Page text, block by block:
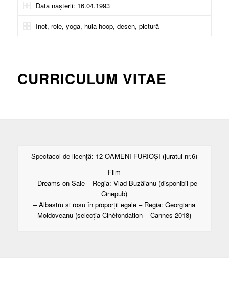
Data nașterii: 16.04.1993
Înot, role, yoga, hula hoop, desen, pictură
CURRICULUM VITAE
Spectacol de licență: 12 OAMENI FURIOȘI (juratul nr.6)
Film
– Dreams on Sale – Regia: Vlad Buzăianu (disponibil pe
Cinepub)
– Albastru și roșu în proporții egale – Regia: Georgiana
Moldoveanu (selecția Cinéfondation – Cannes 2018)